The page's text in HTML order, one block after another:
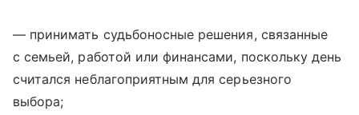
— принимать судьбоносные решения, связанные
с семьей, работой или финансами, поскольку день
считался неблагоприятным для серьезного
выбора;